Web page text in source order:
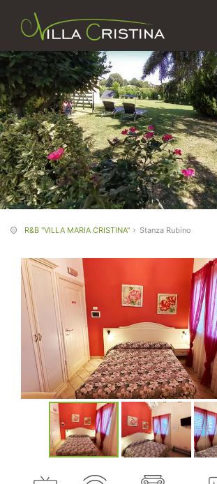
R&B "VILLA MARIA CRISTINA" Stanza Rubino